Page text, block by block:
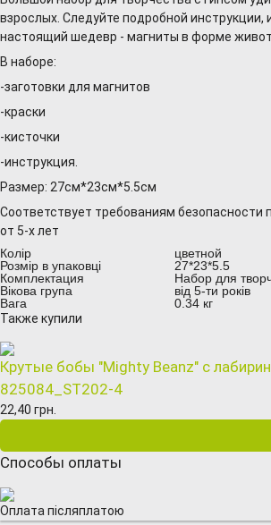
взрослых. Следуйте подробной инструкции,
настоящий шедевр - магниты в форме
В наборе:
-заготовки для магнитов
-краски
-кисточки
-инструкция.
Размер: 27см*23см*5.5см
Соответствует требованиям безопасности
от 5-х лет
Колір
цветной
Розмір в упаковці
27*23*5.5
Комплектация
Набор для
Вікова група
від 5-ти років
Вага
0.34 кг
Также купили
Крутые бобы "Mighty Beanz" с
825084_ST202-4
22,40 грн.
Способы оплаты
Оплата післяплатою